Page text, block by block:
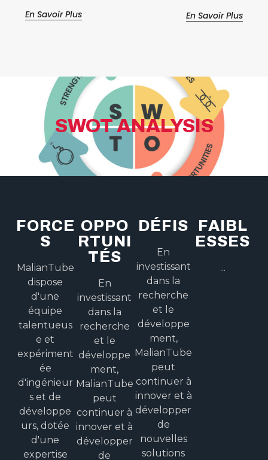
En Savoir Plus En Savoir Plus
SWOT ANALYSIS
FORCE
S
MalianTube
dispose
d'une
équipe
talentueus
e et
expériment
ée
d'ingénieur
s et de
développe
urs, dotée
d'une
expertise
OPPO
RTUNI
TÉS
En
investissant
dans la
recherche
et le
développe
ment,
MalianTube
peut
continuer à
innover et à
développer
de
DÉFIS
En
investissant
dans la
recherche
et le
développe
ment,
MalianTube
peut
continuer à
innover et à
développer
de
nouvelles
solutions
FAIBL
ESSES
...